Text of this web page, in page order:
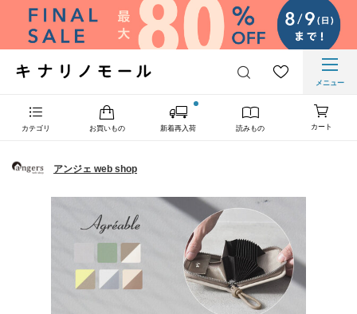
メニュー
カテゴリ お買いもの 新着再入荷 読みもの カート
アンジェ web shop